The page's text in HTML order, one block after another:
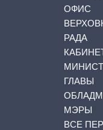
ОФИС
РАДА
ГЛАВЫ
МЭРЫ
ВСЕ